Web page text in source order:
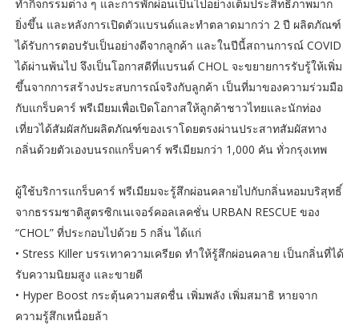
ทำกิจกรรมต่าง ๆ และการพักผ่อนเป็นไปอย่างเต็มประสิทธิภาพมาก
ยิ่งขึ้น และหลังการเปิดตัวแบรนด์และทำตลาดมากว่า 2 ปี ผลิตภัณฑ์
ได้รับการตอบรับเป็นอย่างดีจากลูกค้า และในปีนี้สถานการณ์ COVID
ได้ผ่านพ้นไป จึงเป็นโอกาสดีที่แบรนด์ CHOL จะขยายการรับรู้ให้เพิ่ม
ขึ้นจากการสร้างประสบการณ์จริงกับลูกค้า เป็นที่มาของความร่วมมือ
กับแกร็บคาร์ พรีเมียมเพื่อเปิดโอกาสให้ลูกค้าชาวไทยและนักท่อง
เที่ยวได้สัมผัสกับผลิตภัณฑ์ของเราโดยตรงผ่านประสาทสัมผัสทาง
กลิ่นด้วยตัวเองบนรถแกร็บคาร์ พรีเมียมกว่า 1,000 คัน ทั่วกรุงเทพ
ผู้ใช้บริการแกร็บคาร์ พรีเมียมจะรู้สึกผ่อนคลายไปกับกลิ่นหอมบริสุทธิ์
จากธรรมชาติสูตรซิกเนเจอร์คอลเลคชั่น URBAN RESCUE ของ
“CHOL” ที่ประกอบไปด้วย 5 กลิ่น ได้แก่
• Stress Killer บรรเทาความเครียด ทำให้รู้สึกผ่อนคลาย เป็นกลิ่นที่ได้
รับความนิยมสูง และขายดี
• Hyper Boost กระตุ้นความสดชื่น เพิ่มพลัง เพิ่มสมาธิ หายจาก
ความรู้สึกเหนื่อยล้า